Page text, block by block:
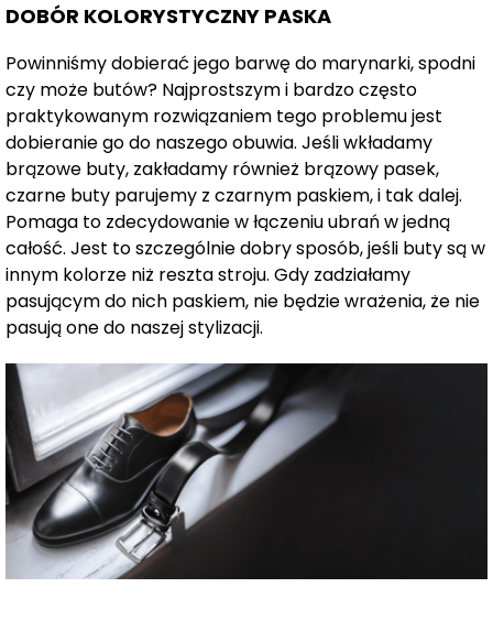
DOBÓR KOLORYSTYCZNY PASKA
Powinniśmy dobierać jego barwę do marynarki, spodni
czy może butów? Najprostszym i bardzo często
praktykowanym rozwiązaniem tego problemu jest
dobieranie go do naszego obuwia. Jeśli wkładamy
brązowe buty, zakładamy również brązowy pasek,
czarne buty parujemy z czarnym paskiem, i tak dalej.
Pomaga to zdecydowanie w łączeniu ubrań w jedną
całość. Jest to szczególnie dobry sposób, jeśli buty są w
innym kolorze niż reszta stroju. Gdy zadziałamy
pasującym do nich paskiem, nie będzie wrażenia, że nie
pasują one do naszej stylizacji.